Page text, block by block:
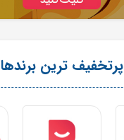
پرتخفیف ترین برندها